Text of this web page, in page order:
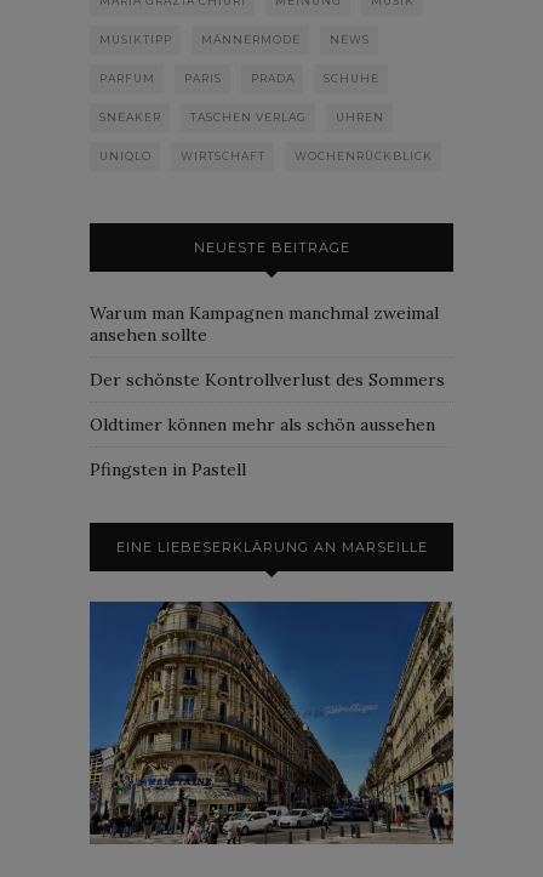
MUSIKTIPP MÄNNERMODE NEWS
PARFUM PARIS PRADA SCHUHE
SNEAKER TASCHEN VERLAG UHREN
UNIQLO WIRTSCHAFT WOCHENRÜCKBLICK
NEUESTE BEITRÄGE
Warum man Kampagnen manchmal zweimal
ansehen sollte
Der schönste Kontrollverlust des Sommers
Oldtimer können mehr als schön aussehen
Pfingsten in Pastell
EINE LIEBESERKLÄRUNG AN MARSEILLE